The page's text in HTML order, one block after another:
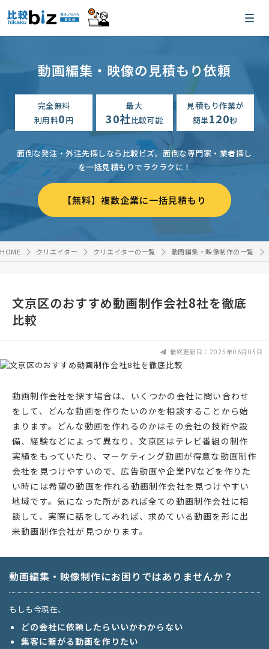
動画編集・映像の見積もり依頼
完全無料
利用料0円
最大
30社比較可能
見積もり作業が
簡単120秒
面倒な発注・外注先探しなら比較ビズ。 面倒な専門家・業者探し
を一括見積もりでラクラクに！
【無料】複数企業に一括見積もり
HOME クリエイター クリエイターの一覧 動画編集・映像制作の一覧
文京区のおすすめ動画制作会社8社を徹底
比較
最終更新日：2025年06月05日
動画制作会社を探す場合は、いくつかの会社に問い合わせ
をして、どんな動画を作りたいのかを相談することから始
まります。どんな動画を作れるのかはその会社の技術や設
備、経験などによって異なり、文京区はテレビ番組の制作
実績をもっていたり、マーケティング動画が得意な動画制作
会社を見つけやすいので、広告動画や企業PVなどを作りた
い時には希望の動画を作れる動画制作会社を見つけやすい
地域です。気になった所があれば全ての動画制作会社に相
談して、実際に話をしてみれば、求めている動画を形に出
来動画制作会社が見つかります。
動画編集・映像制作にお困りではありませんか？
もしも今現在、
どの会社に依頼したらいいかわからない
集客に繋がる動画を作りたい